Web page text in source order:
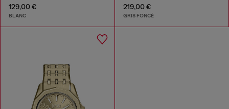
129,00 €
BLANC
219,00 €
GRIS FONCÉ